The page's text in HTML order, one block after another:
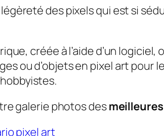
des pixels qui est si
créée à l’aide d’un
ou d’objets en pixel art pour
galerie photos des